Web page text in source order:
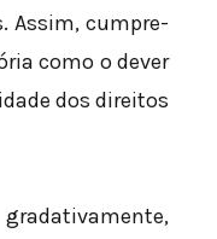
Assim, cumpre-
como o dever
dos direitos